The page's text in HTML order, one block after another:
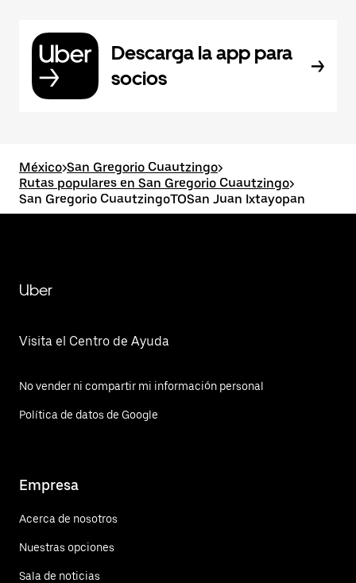
Descarga la app para
socios
México>San Gregorio Cuautzingo>
Rutas populares en San Gregorio Cuautzingo>
San Gregorio CuautzingoTOSan Juan Ixtayopan
Uber
Visita el Centro de Ayuda
No vender ni compartir mi información personal
Política de datos de Google
Empresa
Acerca de nosotros
Nuestras opciones
Sala de noticias